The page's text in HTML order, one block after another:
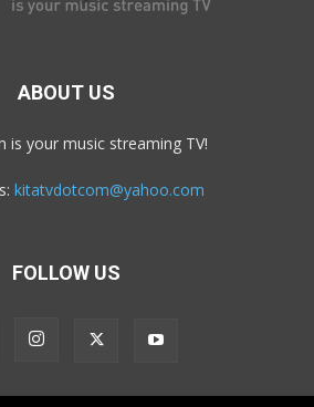
ABOUT US
is your music streaming TV!
kitatvdotcom@yahoo.com
FOLLOW US